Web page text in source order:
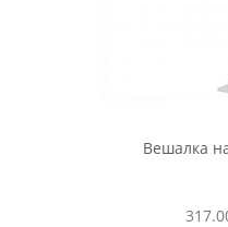
Вешалка